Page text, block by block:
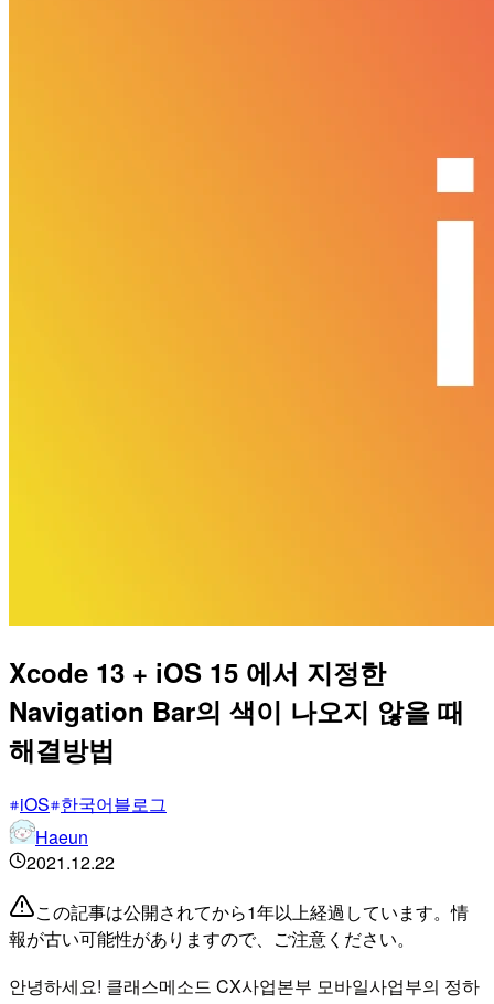
Xcode 13 + iOS 15 에서 지정한
Navigation Bar의 색이 나오지 않을 때
해결방법
iOS 한국어블로그
Haeun
2021.12.22
この記事は公開されてから1年以上経過しています。情
報が古い可能性がありますので、ご注意ください。
안녕하세요! 클래스메소드 CX사업본부 모바일사업부의 정하